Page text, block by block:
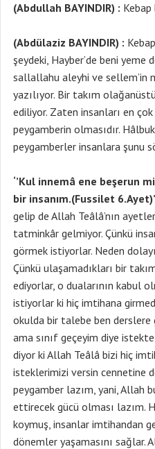
(Abdullah BAYINDIR) :
(Abdülaziz BAYINDIR) :
şeydeki, Hayber’de beni yeme
sallallahu aleyhi ve sellem’in
yazılıyor. Bir takım
ediliyor. Zaten insanları en
peygamberin olmasıdır.
peygamberler insanlara şunu
‘’Kul innemâ ene beşerun
bir insanım.(Fussilet
gelip de Allah Teâlâ’nın
tatminkâr gelmiyor. Çünkü
görmek istiyorlar. Neden
Çünkü ulaşamadıkları bir
ediyorlar, o dualarının kabul
istiyorlar ki hiç imtihana
okulda bir talebe ben derslere
ama sınıf geçeyim diye
diyor ki Allah Teâlâ bizi hiç
isteklerimizi versin cennetine
peygamber lazım, yani, Allah
ettirecek gücü olması lazım.
koymuş, insanlar imtihandan
dönemler yaşamasını sağlar.